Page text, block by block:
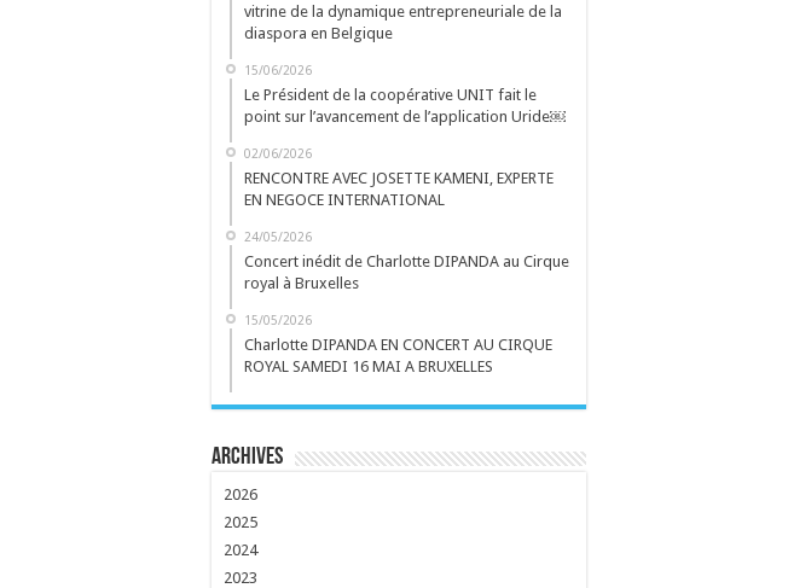
vitrine de la dynamique entrepreneuriale de la
diaspora en Belgique
15/06/2026
Le Président de la coopérative UNIT fait le
point sur l’avancement de l’application Uride￼
02/06/2026
RENCONTRE AVEC JOSETTE KAMENI, EXPERTE
EN NEGOCE INTERNATIONAL
24/05/2026
Concert inédit de Charlotte DIPANDA au Cirque
royal à Bruxelles
15/05/2026
Charlotte DIPANDA EN CONCERT AU CIRQUE
ROYAL SAMEDI 16 MAI A BRUXELLES
Archives
2026
2025
2024
2023